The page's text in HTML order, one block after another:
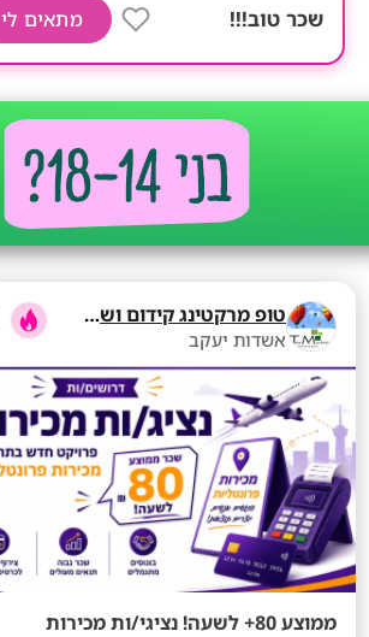
שכר טוב!!! מתאים לי
טופ מרקטינג קידום ושיווק בע"מ
אשדות יעקב
ממוצע 80+ לשעה! נציגי/ות מכירות